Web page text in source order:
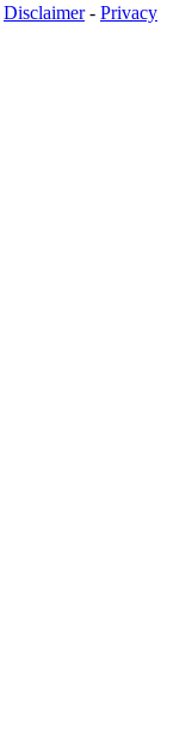
Disclaimer- Privacy